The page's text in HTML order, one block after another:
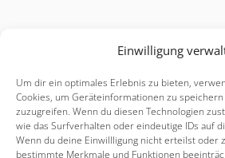
Einwilligung
Um dir ein optimales Erlebnis zu bieten,
Cookies, um Geräteinformationen zu
zuzugreifen. Wenn du diesen Technologien
wie das Surfverhalten oder eindeutige IDs auf
Wenn du deine Einwillligung nicht erteilst oder
bestimmte Merkmale und Funktionen